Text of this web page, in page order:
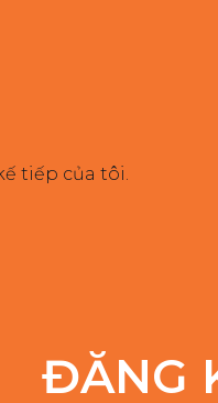
tiếp của tôi.
ĐĂNG